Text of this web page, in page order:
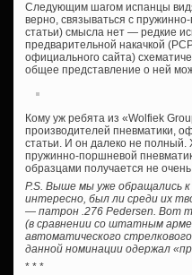
Следующим шагом испанцы
верно, связываться с
статьи) смысла нет — редкие
предварительной накачкой
официального сайта)
общее представление о ней
Кому уж ребята из «Wolfiek
производителей пневматики,
статьи. И он далеко не полный.
пружинно-поршневой
образцами получается не
P.S. Выше мы уже обращались
интересно, был ли среди их
— патрон .276 Pedersen. Вот
(в сравнении со штатным
автоматического
данной номинации одержал
* * *